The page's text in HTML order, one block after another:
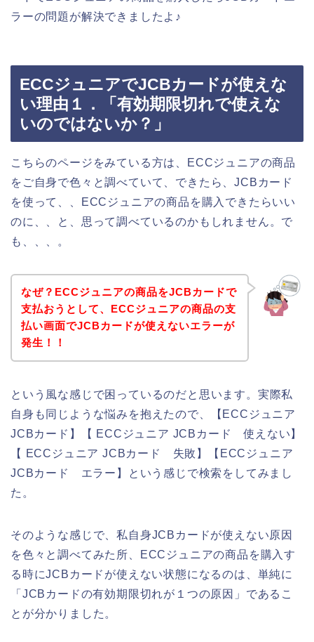
ラーの問題が解決できましたよ♪
ECCジュニアでJCBカードが使えな
い理由１．「有効期限切れで使えな
いのではないか？」
こちらのページをみている方は、ECCジュニアの商品
をご自身で色々と調べていて、できたら、JCBカード
を使って、、ECCジュニアの商品を購入できたらいい
のに、、と、思って調べているのかもしれません。で
も、、、。
なぜ？ECCジュニアの商品をJCBカードで
支払おうとして、ECCジュニアの商品の支
払い画面でJCBカードが使えないエラーが
発生！！
という風な感じで困っているのだと思います。実際私
自身も同じような悩みを抱えたので、【ECCジュニア
JCBカード】【 ECCジュニア JCBカード 使えない】
【 ECCジュニア JCBカード 失敗】【ECCジュニア
JCBカード エラー】という感じで検索をしてみまし
た。
そのような感じで、私自身JCBカードが使えない原因
を色々と調べてみた所、ECCジュニアの商品を購入す
る時にJCBカードが使えない状態になるのは、単純に
「JCBカードの有効期限切れが１つの原因」であるこ
とが分かりました。